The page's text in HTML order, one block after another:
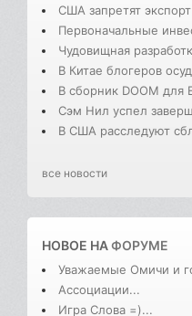
США запретят
Первоначальные
Чудовищная
В Китае блогеров
В сборник DOOM для
Сэм Нил успел
В США расследуют
все новости
НОВОЕ НАФОРУМЕ
Уважаемые Омичи и
Ассоциации...
Игра Слова =)...